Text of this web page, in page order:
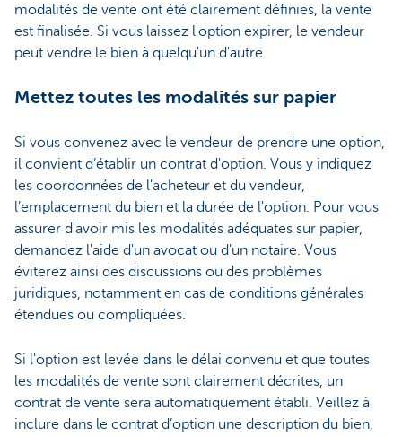
modalités de vente ont été clairement définies, la vente
est finalisée. Si vous laissez l'option expirer, le vendeur
peut vendre le bien à quelqu'un d'autre.
Mettez toutes les modalités sur papier
Si vous convenez avec le vendeur de prendre une option,
il convient d’établir un contrat d'option. Vous y indiquez
les coordonnées de l'acheteur et du vendeur,
l’emplacement du bien et la durée de l'option. Pour vous
assurer d'avoir mis les modalités adéquates sur papier,
demandez l'aide d'un avocat ou d'un notaire. Vous
éviterez ainsi des discussions ou des problèmes
juridiques, notamment en cas de conditions générales
étendues ou compliquées.
Si l'option est levée dans le délai convenu et que toutes
les modalités de vente sont clairement décrites, un
contrat de vente sera automatiquement établi. Veillez à
inclure dans le contrat d’option une description du bien,